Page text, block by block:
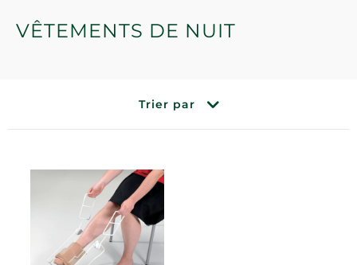
VÊTEMENTS DE NUIT
Trier par